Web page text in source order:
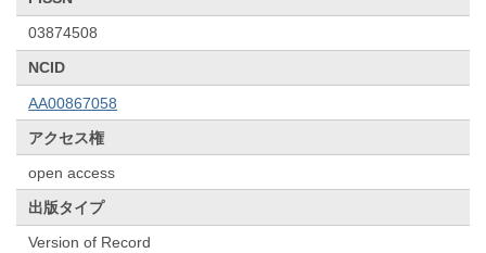
03874508
NCID
AA00867058
アクセス権
open access
出版タイプ
Version of Record